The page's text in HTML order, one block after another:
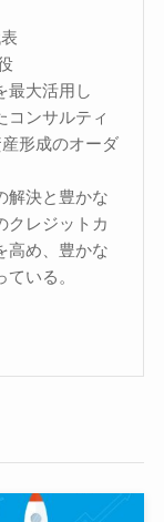
最大活用し
コンサルティ
形成のオーダ
解決と豊かな
クレジットカ
高め、豊かな
いる。